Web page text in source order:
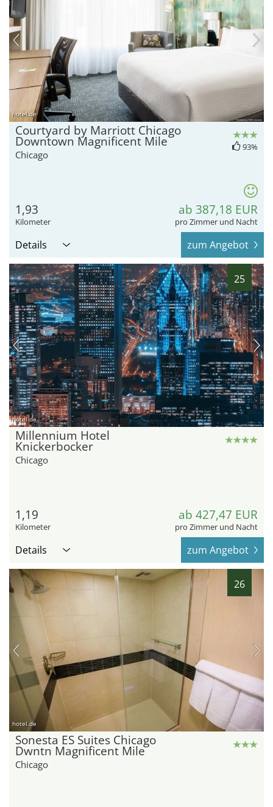
hotel.de
Courtyard by Marriott Chicago
Downtown Magnificent Mile
Chicago
93%
1,93
Kilometer
ab 387,18 EUR
pro Zimmer und Nacht
Details zum Angebot
25
hotel.de
Millennium Hotel
Knickerbocker
Chicago
1,19
Kilometer
ab 427,47 EUR
pro Zimmer und Nacht
Details zum Angebot
26
hotel.de
Sonesta ES Suites Chicago
Dwntn Magnificent Mile
Chicago